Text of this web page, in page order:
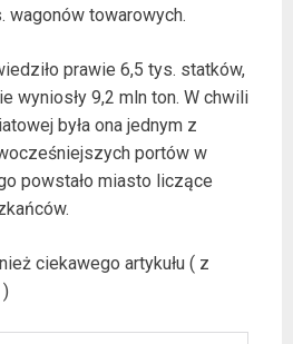
wagonów towarowych.
prawie 6,5 tys. statków,
wyniosły 9,2 mln ton. W chwili
była ona jednym z
portów w
powstało miasto liczące
ciekawego artykułu ( z